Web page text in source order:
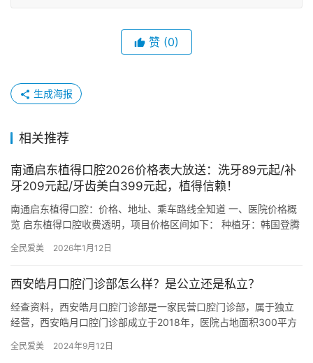
赞 (0)
生成海报
相关推荐
南通启东植得口腔2026价格表大放送：洗牙89元起/补
牙209元起/牙齿美白399元起，植得信赖！
南通启东植得口腔：价格、地址、乘车路线全知道 一、医院价格概
览 启东植得口腔收费透明，项目价格区间如下： 种植牙：韩国登腾
全民爱美 2026年1月12日
西安皓月口腔门诊部怎么样？是公立还是私立？
经查资料，西安皓月口腔门诊部是一家民营口腔门诊部，属于独立
经营，西安皓月口腔门诊部成立于2018年，医院占地面积300平方
全民爱美 2024年9月12日